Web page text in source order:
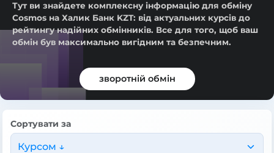
Тут ви знайдете комплексну інформацію для обміну
Cosmos на Халик Банк KZT: від актуальних курсів до
рейтингу надійних обмінників. Все для того, щоб ваш
обмін був максимально вигідним та безпечним.
зворотній обмін
Сортувати за
Курсом ↓